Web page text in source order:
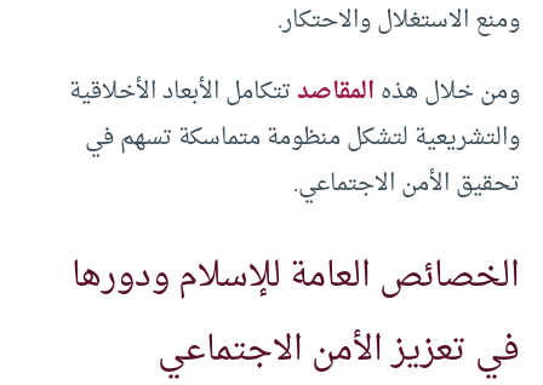
ومنع الاستغلال والاحتكار.
ومن خلال هذهالمقاصدتتكامل الأبعاد الأخلاقية
والتشريعية لتشكل منظومة متماسكة تسهم في
تحقيق الأمن الاجتماعي.
الخصائص العامة للإسلام ودورها
في تعزيز الأمن الاجتماعي